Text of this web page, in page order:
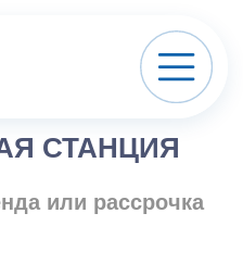
СТАНЦИЯ
или рассрочка